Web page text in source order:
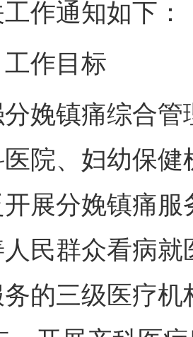
作通知如下：
作目标
镇痛综合管
院、妇幼保
展分娩镇痛
民群众看病
的三级医疗